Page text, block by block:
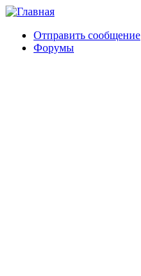
Отправить сообщение
Форумы